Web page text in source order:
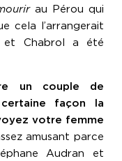
au Pérou qui
cela l’arrangerait
et Chabrol a été
un couple de
certaine façon la
votre femme
amusant parce
Audran et